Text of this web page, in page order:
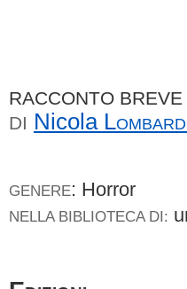
RACCONTO BREVE
DI Nicola
GENERE: Horror
NELLA BIBLIOTECA DI: